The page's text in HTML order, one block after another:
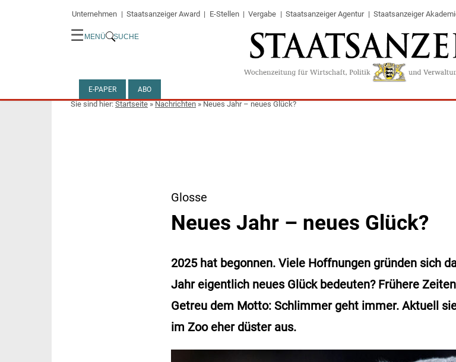
Unternehmen Staatsanzeiger Award E-Stellen Vergabe Staatsanzeiger Agentur Staatsanzeiger
☰ MENÜ SUCHE
E-PAPER ABO
Startseite»Nachrichten»Neues Jahr – neues Glück?
Glosse
Neues Jahr – neues Glück?
2025 hat begonnen. Viele Hoffnungen gründen sich
Jahr eigentlich neues Glück bedeuten? Frühere
Getreu dem Motto: Schlimmer geht immer. Aktuell
im Zoo eher düster aus.